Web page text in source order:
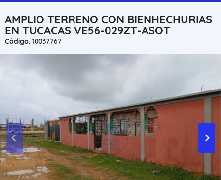
AMPLIO TERRENO CON BIENHECHURIAS
EN TUCACAS VE56-029ZT-ASOT
Código. 10037767